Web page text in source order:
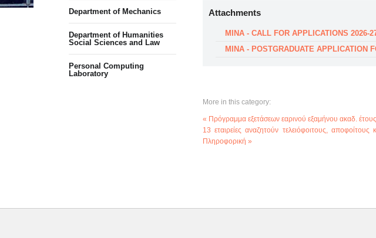
Attachments
MINA - CALL FOR APPLICATIONS 2026-
MINA - POSTGRADUATE APPLICATION
More in this category:
« Πρόγραμμα εξετάσεων εαρινού εξαμήνου ακαδ.
13 εταιρείες αναζητούν τελειόφοιτους,
Πληροφορική »
Department of Mechanics
Department of Humanities
Social Sciences and Law
Personal Computing
Laboratory